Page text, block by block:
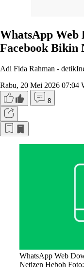
WhatsApp Web
Facebook Bikin
Adi Fida Rahman -
Rabu, 20 Mei 2026 07:04
8
WhatsApp Web
Netizen Heboh